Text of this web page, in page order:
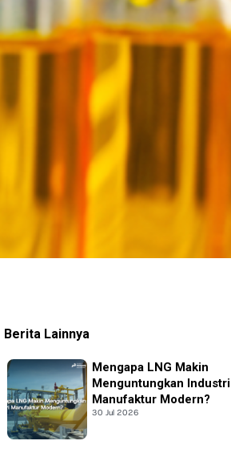
Berita Lainnya
Mengapa LNG Makin
Menguntungkan Industri
Manufaktur Modern?
30 Jul 2026